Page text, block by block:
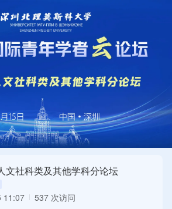
文社科类及其他学科分论坛
11:07 537 次访问